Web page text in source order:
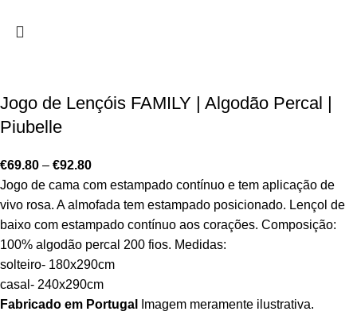
Jogo de Lençóis FAMILY | Algodão Percal |
Piubelle
€69.80 – €92.80
Jogo de cama com estampado contínuo e tem aplicação de
vivo rosa. A almofada tem estampado posicionado. Lençol de
baixo com estampado contínuo aos corações. Composição:
100% algodão percal 200 fios. Medidas:
solteiro- 180x290cm
casal- 240x290cm
Fabricado em Portugal
Imagem meramente ilustrativa.